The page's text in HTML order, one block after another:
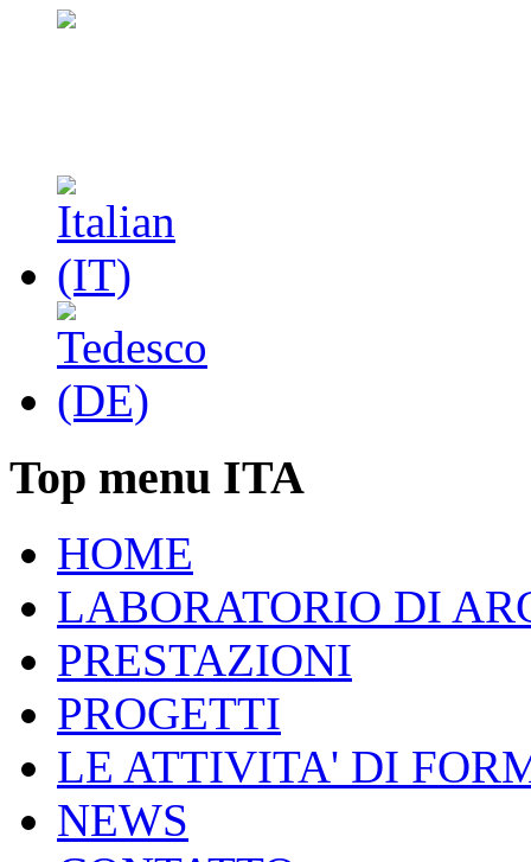
Top menu ITA
HOME
LABORATORIO DI
PRESTAZIONI
PROGETTI
LE ATTIVITA' DI
NEWS